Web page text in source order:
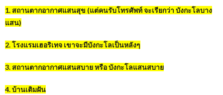
1. สถานตากอากาศแสนสุข (แต่คนรับโทรศัพท์ จะเรียกว่า บังกะโลบาง
แสน)
2. โรงแรมเฮอริเทจ เขาจะมีบังกะโลเป็นหลังๆ
3. สถานตากอากาศแสนสบาย หรือ บังกะโลแสนสบาย
4. บ้านเติมฝัน